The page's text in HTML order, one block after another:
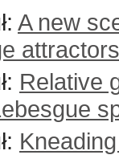
A new
attractors
Relative